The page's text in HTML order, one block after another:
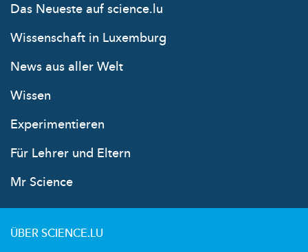
Das Neueste auf science.lu
Wissenschaft in Luxemburg
News aus aller Welt
Wissen
Experimentieren
Für Lehrer und Eltern
Mr Science
ÜBER SCIENCE.LU